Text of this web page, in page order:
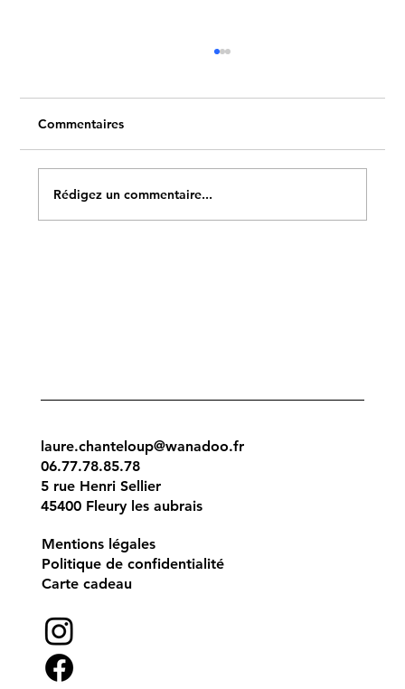
Commentaires
Rédigez un commentaire...
laure.chanteloup@wanadoo.fr
06.77.78.85.78
5 rue Henri Sellier
45400 Fleury les aubrais
Mentions légales
Politique de confidentialité
Carte cadeau